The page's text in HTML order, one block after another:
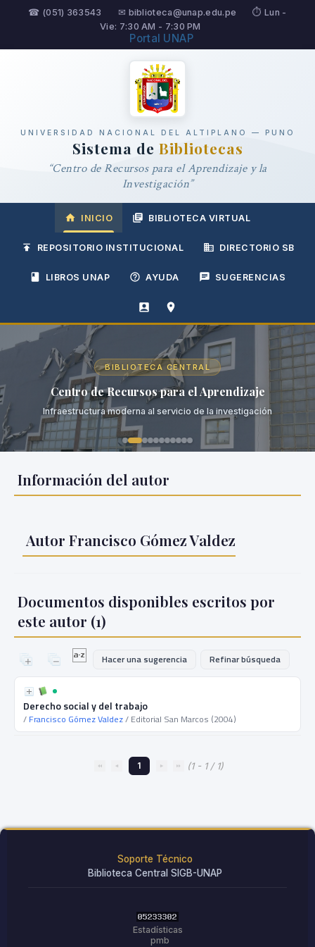
☎ (051) 363543 ✉ biblioteca@unap.edu.pe
⏱ Lun -
Vie: 7:30 AM - 7:30 PM
Portal UNAP
UNIVERSIDAD NACIONAL DEL ALTIPLANO — PUNO
Sistema de Bibliotecas
“Centro de Recursos para el Aprendizaje y la
Investigación”
INICIO BIBLIOTECA VIRTUAL
REPOSITORIO INSTITUCIONAL DIRECTORIO SB
LIBROS UNAP AYUDA SUGERENCIAS
BIBLIOTECA CENTRAL
Centro de Recursos para el Aprendizaje
Infraestructura moderna al servicio de la investigación
Información del autor
Autor Francisco Gómez Valdez
Documentos disponibles escritos por
este autor (1)
Hacer una sugerencia Refinar búsqueda
Derecho social y del trabajo
/ Francisco Gómez Valdez/ Editorial San Marcos (2004)
1 (1 - 1 / 1)
Soporte Técnico
Biblioteca Central SIGB-UNAP
Estadísticas
pmb